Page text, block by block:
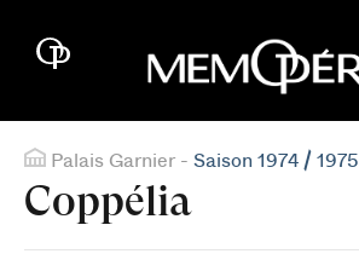
Palais Garnier - Saison 1974 / 1975
Coppélia